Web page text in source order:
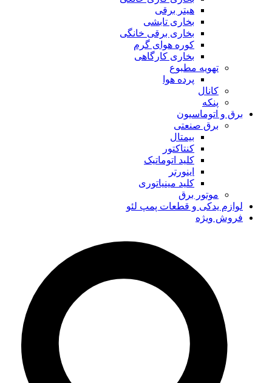
هیتر برقی
بخاری تابشی
بخاری برقی خانگی
کوره هوای گرم
بخاری کارگاهی
تهویه مطبوع
پرده هوا
کانال
پنکه
برق و اتوماسیون
برق صنعتی
بیمتال
کنتاکتور
کلید اتوماتیک
اینورتر
کلید مینیاتوری
موتور برق
لوازم یدکی و قطعات پمپ لئو
فروش ویژه